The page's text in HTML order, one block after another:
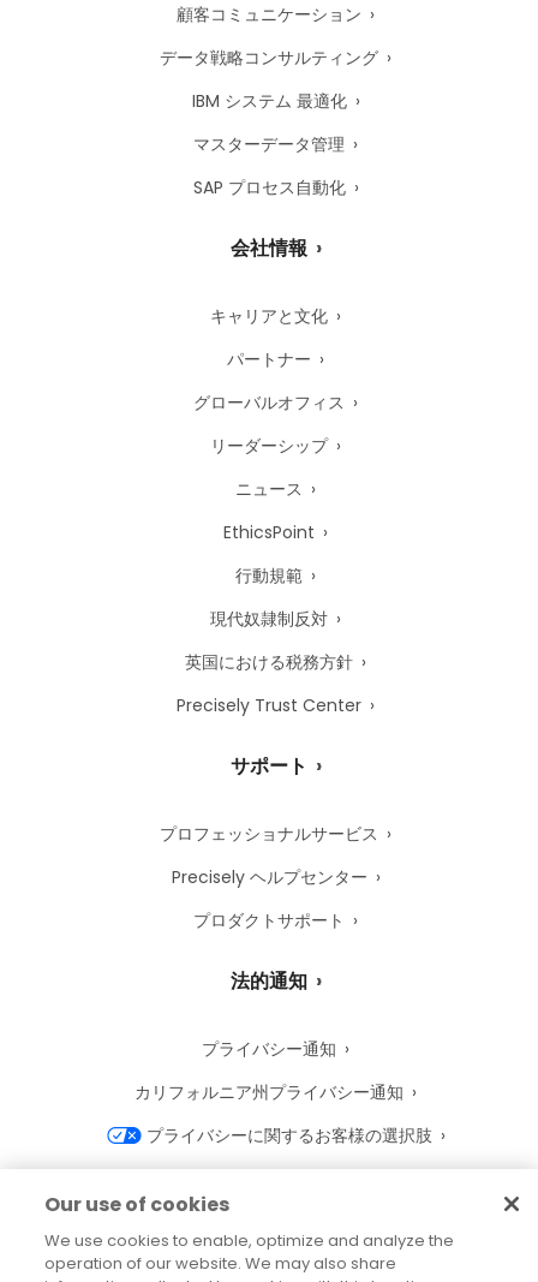
顧客コミュニケーション
データ戦略コンサルティング
IBM システム 最適化
マスターデータ管理
SAP プロセス自動化
会社情報
キャリアと文化
パートナー
グローバルオフィス
リーダーシップ
ニュース
EthicsPoint
行動規範
現代奴隷制反対
英国における税務方針
Precisely Trust Center
サポート
プロフェッショナルサービス
Precisely ヘルプセンター
プロダクトサポート
法的通知
プライバシー通知
カリフォルニア州プライバシー通知
プライバシーに関するお客様の選択肢
利用規約
Our use of cookies
We use cookies to enable, optimize and analyze the
operation of our website. We may also share